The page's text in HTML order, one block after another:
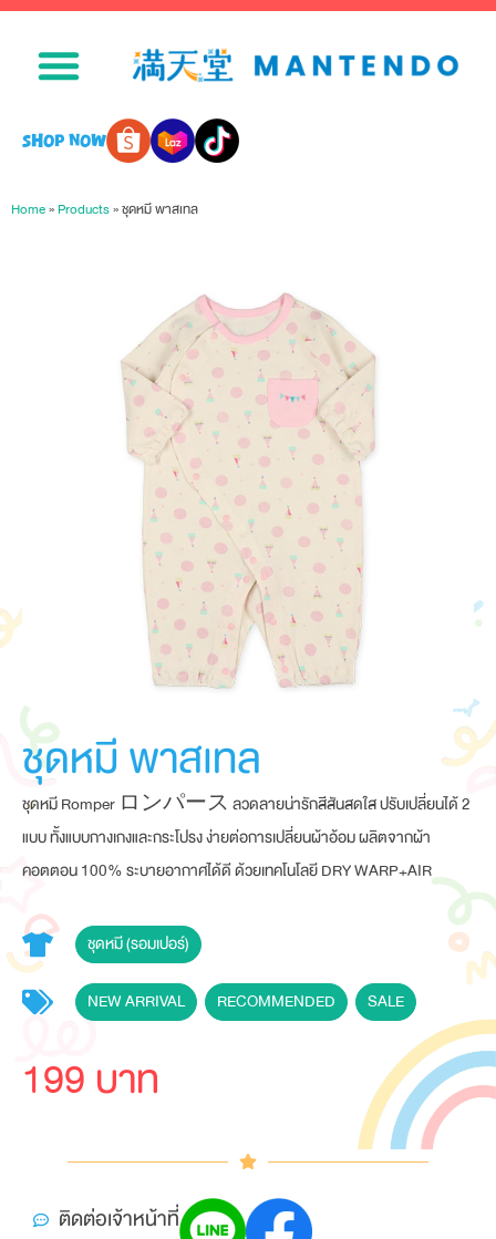
SHOP NOW
Home»Products»ชุดหมี พาสเทล
ชุดหมี พาสเทล
ชุดหมี Romper ロンパース ลวดลายน่ารักสีสันสดใส ปรับเปลี่ยนได้ 2
แบบ ทั้งแบบกางเกงและกระโปรง ง่ายต่อการเปลี่ยนผ้าอ้อม ผลิตจากผ้า
คอตตอน 100% ระบายอากาศได้ดี ด้วยเทคโนโลยี DRY WARP+AIR
ชุดหมี (รอมเปอร์)
NEW ARRIVAL RECOMMENDED SALE
199 บาท
ติดต่อเจ้าหน้าที่